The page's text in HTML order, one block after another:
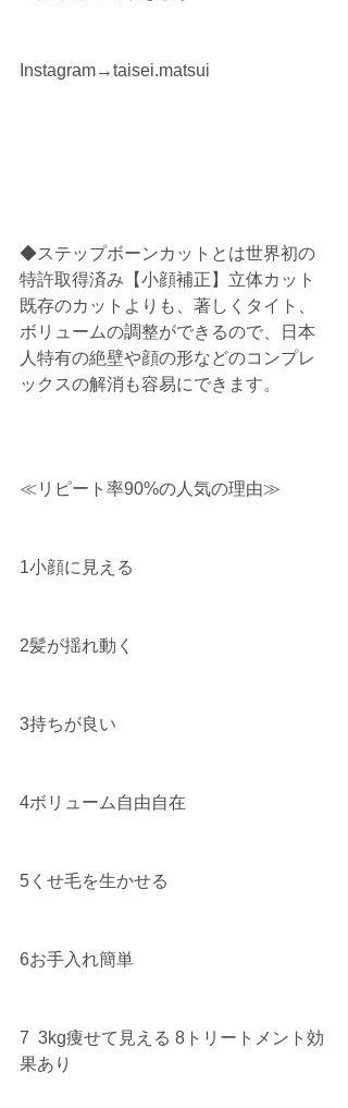
Instagram→taisei.matsui
◆ステップボーンカットとは世界初の
特許取得済み【小顔補正】立体カット
既存のカットよりも、著しくタイト、
ボリュームの調整ができるので、日本
人特有の絶壁や顔の形などのコンプレ
ックスの解消も容易にできます。
≪リピート率90%の人気の理由≫
1小顔に見える
2髪が揺れ動く
3持ちが良い
4ボリューム自由自在
5くせ毛を生かせる
6お手入れ簡単
7  3kg痩せて見える 8トリートメント効
果あり